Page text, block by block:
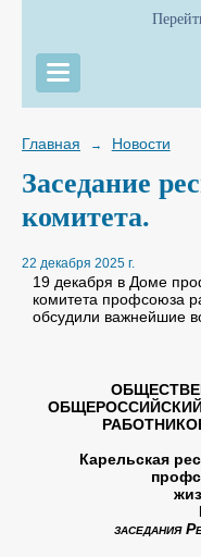
Главная → Новости
Заседание
комитета.
22 декабря 2025 г.
19 декабря в Доме
комитета профсоюза
обсудили важнейшие
Карельская
заседания